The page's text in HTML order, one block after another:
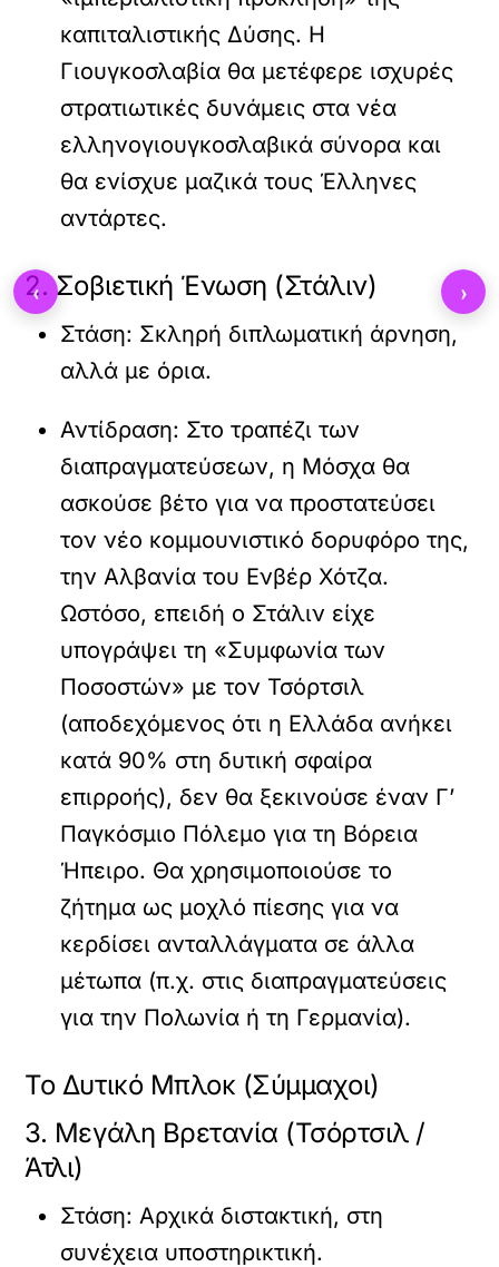
καπιταλιστικής Δύσης. Η
Γιουγκοσλαβία θα μετέφερε ισχυρές
στρατιωτικές δυνάμεις στα νέα
ελληνογιουγκοσλαβικά σύνορα και
θα ενίσχυε μαζικά τους Έλληνες
αντάρτες.
2. Σοβιετική Ένωση (Στάλιν)
Στάση: Σκληρή διπλωματική άρνηση,
αλλά με όρια.
Αντίδραση: Στο τραπέζι των
διαπραγματεύσεων, η Μόσχα θα
ασκούσε βέτο για να προστατεύσει
τον νέο κομμουνιστικό δορυφόρο της,
την Αλβανία του Ενβέρ Χότζα.
Ωστόσο, επειδή ο Στάλιν είχε
υπογράψει τη «Συμφωνία των
Ποσοστών» με τον Τσόρτσιλ
(αποδεχόμενος ότι η Ελλάδα ανήκει
κατά 90% στη δυτική σφαίρα
επιρροής), δεν θα ξεκινούσε έναν Γ’
Παγκόσμιο Πόλεμο για τη Βόρεια
Ήπειρο. Θα χρησιμοποιούσε το
ζήτημα ως μοχλό πίεσης για να
κερδίσει ανταλλάγματα σε άλλα
μέτωπα (π.χ. στις διαπραγματεύσεις
για την Πολωνία ή τη Γερμανία).
Το Δυτικό Μπλοκ (Σύμμαχοι)
3. Μεγάλη Βρετανία (Τσόρτσιλ /
Άτλι)
Στάση: Αρχικά διστακτική, στη
συνέχεια υποστηρικτική.
‹ ›